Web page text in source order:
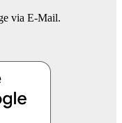
via E-Mail.